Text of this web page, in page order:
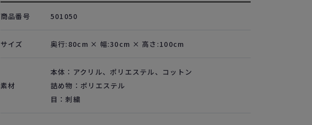
商品番号 501050
サイズ 奥行:80cm × 幅:30cm × 高さ:100cm
素材
本体：アクリル、ポリエステル、コットン
詰め物：ポリエステル
目：刺繍